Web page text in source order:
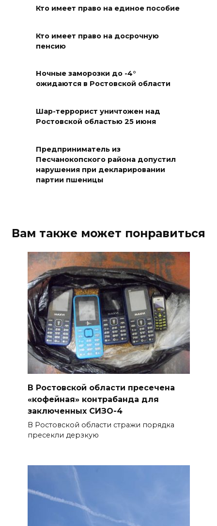
Новороссийске
В Ростовской области
техногенных пожаров и 30
возгораний растительности
предупреждение из-за
высокого риска пожаров
08 августа 2026 09:32
вражеские БПЛА
08 августа 2026 09:29
Аномальная жара до +40 °C
накроет Ростов-на-Дону 8
августа
08 августа 2026 09:23
Ночью дежурными силами
ПВО перехвачены и
уничтожены 397 украинских
08 августа 2026 09:19
Более 30 БПЛА сбили ночью в
пяти районах Ростовской
07 августа 2026 23:00
Дабы счастье семейное
сберечь – спрячьте первое
сорванное яблоко: приметы
Кто имеет право на единое пособие
Кто имеет право на досрочную
пенсию
Ночные заморозки до -4°
ожидаются в Ростовской области
Шар-террорист уничтожен над
Ростовской областью 25 июня
Предприниматель из
Песчанокопского района допустил
нарушения при декларировании
партии пшеницы
Вам также может понравиться
В Ростовской области пресечена
«кофейная» контрабанда для
заключенных СИЗО-4
В Ростовской области стражи порядка
пресекли дерзкую